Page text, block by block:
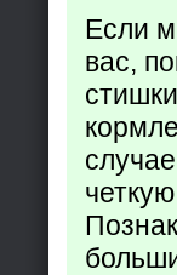
Если
вас,